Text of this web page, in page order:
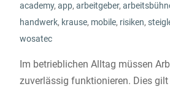
academy, app, arbeitgeber,
handwerk, krause, mobile, risiken,
wosatec
Im betrieblichen Alltag müssen
zuverlässig funktionieren. Dies